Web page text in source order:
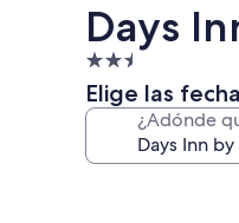
Days
Propiedad
de
2.5
estrellas
Elige las
¿Adónde